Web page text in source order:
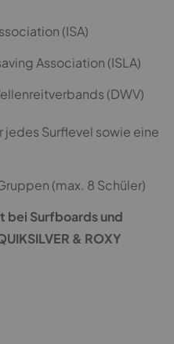
(ISA)
Association (ISLA)
(DWV)
jedes Surflevel sowie eine
(max. 8 Schüler)
bei Surfboards und
& ROXY